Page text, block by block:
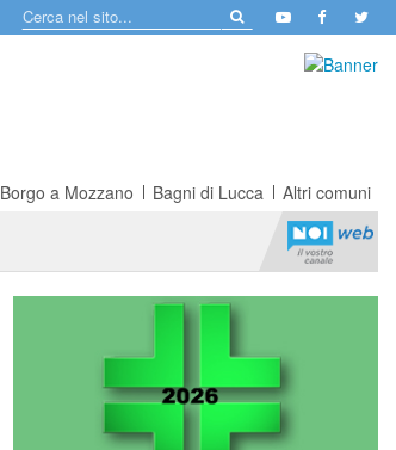
Borgo a Mozzano Bagni di Lucca Altri comuni